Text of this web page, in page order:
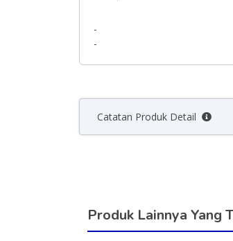
-
-
Catatan Produk Detail
Produk Lainnya Yang